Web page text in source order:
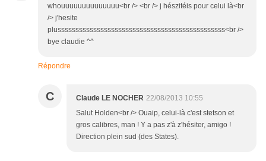
whouuuuuuuuuuuuuu<br /> <br /> j hészitéis pour celui là<br
/> j'hesite
plusssssssssssssssssssssssssssssssssssssssssssssss<br />
bye claudie ^^
Répondre
C Claude LE NOCHER 22/08/2013 10:55
Salut Holden<br /> Ouaip, celui-là c'est stetson et
gros calibres, man ! Y a pas z'à z'hésiter, amigo !
Direction plein sud (des States).